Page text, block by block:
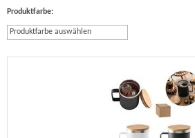
Produktfarbe:
Produktfarbe auswählen